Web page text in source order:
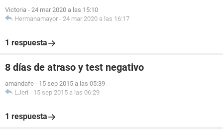
Victoria - 24 mar 2020 a las 15:10
Hermanamayor - 24 mar 2020 a las 16:17
1 respuesta
8 días de atraso y test negativo
amandafe - 15 sep 2015 a las 05:39
LJeri - 15 sep 2015 a las 06:29
1 respuesta